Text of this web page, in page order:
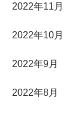
2022年11月
2022年10月
2022年9月
2022年8月